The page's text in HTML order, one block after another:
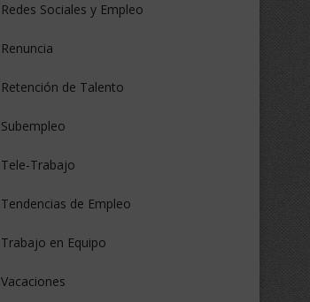
Redes Sociales y Empleo
Renuncia
Retención de Talento
Subempleo
Tele-Trabajo
Tendencias de Empleo
Trabajo en Equipo
Vacaciones